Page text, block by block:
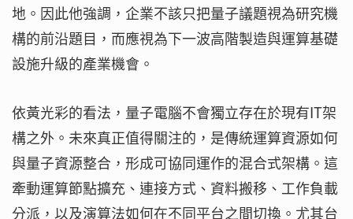
地。因此他強調，企業不該只把量子議題視為研究機
構的前沿題目，而應視為下一波高階製造與運算基礎
設施升級的產業機會。
依黃光彩的看法，量子電腦不會獨立存在於現有IT架
構之外。未來真正值得關注的，是傳統運算資源如何
與量子資源整合，形成可協同運作的混合式架構。這
牽動運算節點擴充、連接方式、資料搬移、工作負載
分派，以及演算法如何在不同平台之間切換。尤其台